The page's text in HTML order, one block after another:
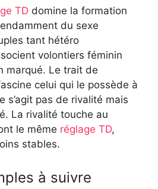
TD domine la formation
du sexe
tant hétéro
volontiers féminin
marqué. Le trait de
celui qui le possède à
s’agit pas de rivalité mais
La rivalité touche au
le même réglage TD,
stables.
à suivre